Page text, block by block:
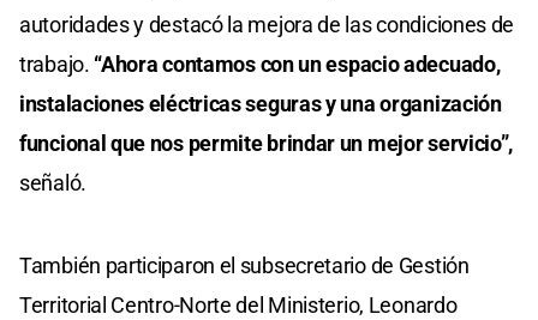
autoridades y destacó la mejora de las condiciones de
trabajo. “Ahora contamos con un espacio adecuado,
instalaciones eléctricas seguras y una organización
funcional que nos permite brindar un mejor servicio”,
señaló.
También participaron el subsecretario de Gestión
Territorial Centro-Norte del Ministerio, Leonardo